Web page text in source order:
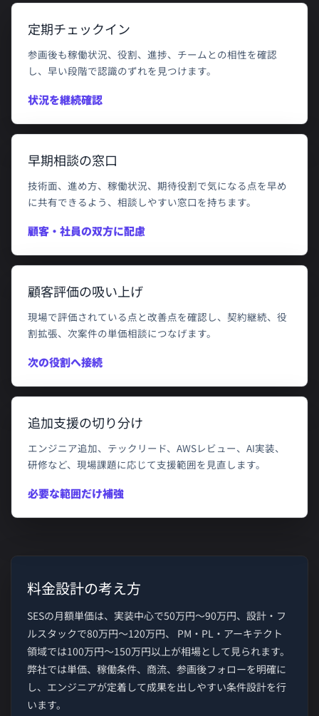
定期チェックイン
参画後も稼働状況、役割、進捗、チームとの相性を確認
し、早い段階で認識のずれを見つけます。
状況を継続確認
早期相談の窓口
技術面、進め方、稼働状況、期待役割で気になる点を早め
に共有できるよう、相談しやすい窓口を持ちます。
顧客・社員の双方に配慮
顧客評価の吸い上げ
現場で評価されている点と改善点を確認し、契約継続、役
割拡張、次案件の単価相談につなげます。
次の役割へ接続
追加支援の切り分け
エンジニア追加、テックリード、AWSレビュー、AI実装、
研修など、現場課題に応じて支援範囲を見直します。
必要な範囲だけ補強
料金設計の考え方
SESの月額単価は、実装中心で50万円〜90万円、設計・フ
ルスタックで80万円〜120万円、 PM・PL・アーキテクト
領域では100万円〜150万円以上が相場として見られます。
弊社では単価、稼働条件、商流、参画後フォローを明確に
し、エンジニアが定着して成果を出しやすい条件設計を行
います。